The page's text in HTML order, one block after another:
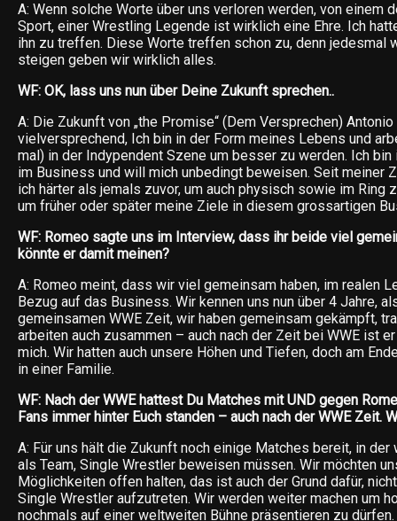
A: Wenn solche Worte über uns verloren werden, von einem
Sport, einer Wrestling Legende ist wirklich eine Ehre. Ich
ihn zu treffen. Diese Worte treffen schon zu, denn jedesmal
steigen geben wir wirklich alles.
WF: OK, lass uns nun über Deine Zukunft sprechen..
A: Die Zukunft von „the Promise“ (Dem Versprechen)
vielversprechend, Ich bin in der Form meines Lebens und
mal) in der Indypendent Szene um besser zu werden. Ich bin
im Business und will mich unbedingt beweisen. Seit meiner
ich härter als jemals zuvor, um auch physisch sowie im Ring
um früher oder später meine Ziele in diesem grossartigen
WF: Romeo sagte uns im Interview, dass ihr beide viel
könnte er damit meinen?
A: Romeo meint, dass wir viel gemeinsam haben, im realen
Bezug auf das Business. Wir kennen uns nun über 4 Jahre,
gemeinsamen WWE Zeit, wir haben gemeinsam gekämpft,
arbeiten auch zusammen – auch nach der Zeit bei WWE ist
mich. Wir hatten auch unsere Höhen und Tiefen, doch am
in einer Familie.
WF: Nach der WWE hattest Du Matches mit UND gegen
Fans immer hinter Euch standen – auch nach der WWE Zeit.
A: Für uns hält die Zukunft noch einige Matches bereit, in der
als Team, Single Wrestler beweisen müssen. Wir möchten
Möglichkeiten offen halten, das ist auch der Grund dafür,
Single Wrestler aufzutreten. Wir werden weiter machen um
nochmals auf einer weltweiten Bühne präsentieren zu dürfen.